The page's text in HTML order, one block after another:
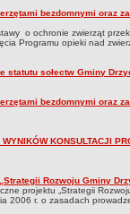
bezdomnymi oraz
o ochronie zwierząt
Programu opieki nad
statutu sołectw Gminy
bezdomnymi oraz
KONSULTACJI
Rozwoju Gminy
projektu „Strategii
2006 r. o zasadach